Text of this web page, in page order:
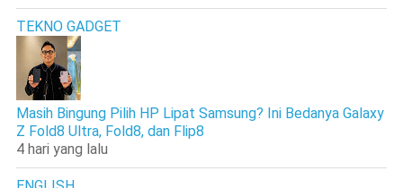
TEKNO GADGET
Masih Bingung Pilih HP Lipat Samsung? Ini Bedanya Galaxy
Z Fold8 Ultra, Fold8, dan Flip8
4 hari yang lalu